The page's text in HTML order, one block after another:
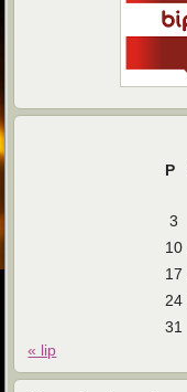
P
3
10
17
24
31
« lip